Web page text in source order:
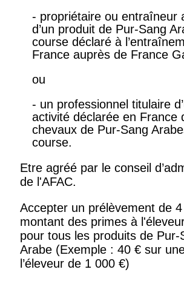
- propriétaire ou entraîneur
d’un produit de Pur-Sang
course déclaré à
France auprès de France
ou
- un professionnel titulaire
activité déclarée en France
chevaux de Pur-Sang
course.
Etre agréé par le conseil
de l'AFAC.
Accepter un prélèvement de
montant des primes à
pour tous les produits de Pur-
Arabe (Exemple : 40 € sur
l’éleveur de 1 000 €)